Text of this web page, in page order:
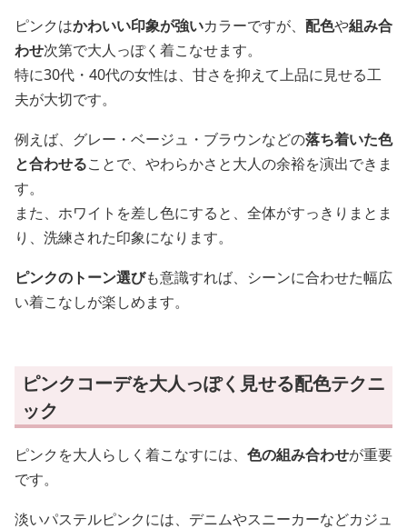
ピンクはかわいい印象が強いカラーですが、 配色や組み合
わせ次第で大人っぽく着こなせます。
特に30代・40代の女性は、甘さを抑えて上品に見せる工
夫が大切です。
例えば、グレー・ベージュ・ブラウンなどの落ち着いた色
と合わせることで、やわらかさと大人の余裕を演出できま
す。
また、ホワイトを差し色にすると、全体がすっきりまとま
り、洗練された印象になります。
ピンクのトーン選びも意識すれば、シーンに合わせた幅広
い着こなしが楽しめます。
ピンクコーデを大人っぽく見せる配色テクニ
ック
ピンクを大人らしく着こなすには、 色の組み合わせが重要
です。
淡いパステルピンクには、デニムやスニーカーなどカジュ